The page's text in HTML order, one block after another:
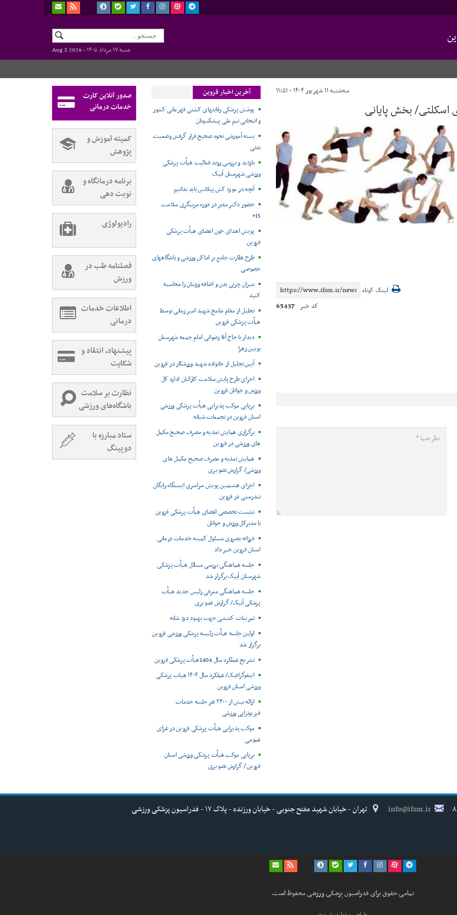
شنبه ۱۷ مرداد ۱۴۰۵ -
Aug 8 2026
سه‌شنبه ۱۱ شهریور ۱۴۰۴ - ۱۱:۵۱
اسکلتی/ بخش پایانی
لینک کوتاه
کد خبر 65437
آخرین اخبار قزوین
پوشش پزشکی رقابتهای کشتی قهرمانی کشور
و انتخابی تیم ملی پیشکسوتان
بسته آموزشی نحوه صحیح قرار گرفتن وضعیت
بدنی
بازدید و بررسی روند فعالیت هیأت پزشکی
ورزشی شهرستان آبیک
آنچه در مورد کش پیلاتس باید بدانیم
حضور دکتر مدبر در دوره مربیگری سلامت
15+
پویش اهدای خون اعضای هیأت پزشکی
قزوین
طرح نظارت جامع بر اماکن ورزشی و باشگاههای
خصوصی
میزان چربی بدن و اضافه وزنتان را محاسبه
کنید
تجلیل از مقام شامخ شهید امیر زمانی توسط
هیأت پزشکی قزوین
دیدار با حاج آقا رضوانی امام جمعه شهرستان
بویین زهرا
آیین تجلیل از خانواده شهید ورزشکار در قزوین
اجرای طرح پایش سلامت کارکنان اداره کل
ورزش و جوانان قزوین
برپایی موکب پذیرایی هیأت پزشکی ورزشی
استان قزوین در تجمعات شبانه
برگزاری همایش تغذیه و مصرف صحیح مکمل
های ورزشی در قزوین
همایش تغذیه و مصرف صحیح مکمل های
ورزشی/ گزارش تصویری
اجرای هشتمین پویش سراسری ایستگاه رایگان
تندرستی در قزوین
نشست تخصصی اعضای هیأت پزشکی قزوین
با مدیرکل ورزش و جوانان
فرزانه بصروی مسئول کمیته خدمات درمانی
استان قزوین خبر داد
جلسه هماهنگی بررسی مسائل هیأت پزشکی
شهرستان آبیک برگزار شد
جلسه هماهنگی معرفی رئیس جدید هیأت
پزشکی آبیک/ گزارش تصویری
تمرینات کششی جهت بهبود درد شانه
اولین جلسه هیأت رئیسه پزشکی ورزشی قزوین
برگزار شد
تشریح عملکرد سال 1404هیأت پزشکی قزوین
اینفوگرافیک/ عملکرد سال ۱۴۰۴ هیات پزشکی
ورزشی استان قزوین
ارائه بیش از ۲۳۰۰ نفر جلسه خدمات
فیزیوتراپی ورزشی
موکب پذیرایی هیأت پزشکی قزوین در عزای
عمومی
برپایی موکب هیأت پزشکی ورزشی استان
قزوین / گزارش تصویری
صدور آنلاین کارت
خدمات درمانی
کمیته آموزش و
پژوهش
برنامه درمانگاه و
نوبت دهی
رادیولوژی
فصلنامه طب در
ورزش
اطلاعات خدمات
درمانی
پیشنهاد، انتقاد و
شکایت
نظارت بر سلامت
باشگاه‌های ورزشی
ستاد مبارزه با
دوپینگ
info@ifsm.ir تهران - خیابان شهید مفتح جنوبی - خیابان ورزنده - پلاک ۱۷ - فدراسیون پزشکی ورزشی
تمامی حقوق برای فدراسیون پزشکی ورزشی محفوظ است.